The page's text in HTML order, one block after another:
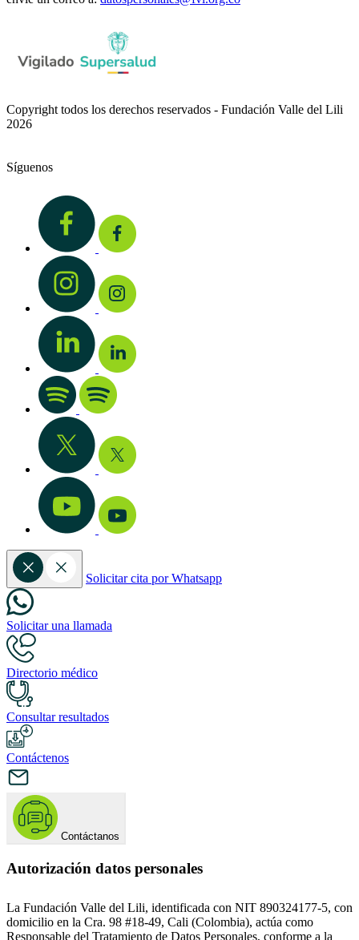
Copyright todos los derechos reservados - Fundación Valle del Lili
2026
Síguenos
Solicitar cita por Whatsapp
Solicitar una llamada
Directorio médico
Consultar resultados
Contáctenos
Contáctanos
Autorización datos personales
La Fundación Valle del Lili, identificada con NIT 890324177-5, con
domicilio en la Cra. 98 #18-49, Cali (Colombia), actúa como
Responsable del Tratamiento de Datos Personales, conforme a la